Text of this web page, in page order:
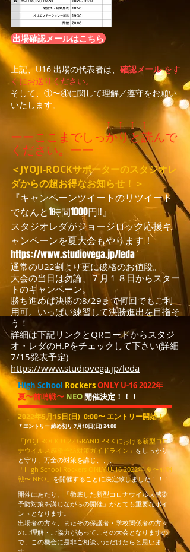
出場確認メールはこちら
上記、U16 出場の代表者は、 確認メールをす
ぐにお送りください。
そして、①〜④に関して理解／遵守をお願い
いたします。
↑ ↑ ↑ ↑
ーーここまでしっかりと読んで
ください。ーー
＜JYOJI-ROCKサポーターのスタジオレ
ダからの超お得なお知らせ！＞
『キャンペーンツイートのリツイート
でなんと1時間1000円‼️』
スタジオレダがジョージロック応援キ
ャンペーンを夏大会もやります！
https://www.studiovega.jp/leda
通常のU22割より更に破格のお値段。
大会の当日は勿論、７月１８日からスター
トのキャンペーン。
勝ち進めば決勝の8/29まで何回でもご利
用可。いっぱい練習して決勝進出を目指そ
う！
詳細は下記リンクとQRコードからスタジ
オ・レダのH.Pをチェックして下さい(詳細
7/15発表予定)
https://www.studiovega.jp/leda
High School RockersONLY U-16 2022年
夏〜前哨戦〜 NEO開催決定！！！
2022年5月15日(日) 0:00〜 エントリー開始！
＊エントリー 締め切り 7月10日(日) 24:00
「JYOJI-ROCK U-22 GRAND PRIX における新型コロ
ナウイルス感染予防対策ガイドライン」 をしっかり
と守り、万全の対策を講じ、、、
「High School Rockers ONLY U-16 2022年 夏〜前哨
戦〜 NEO」 を開催することに決定致しました！！！
開催にあたり、「徹底した新型コロナウイルス感染
予防対策を講じながらの開催」がとても重要なポイ
ントとなります。
出場者の方々、またその保護者・学校関係者の方々
のご理解・ご協力があってこその大会となりますの
で、この機会に是非ご相談いただけたらと思いま